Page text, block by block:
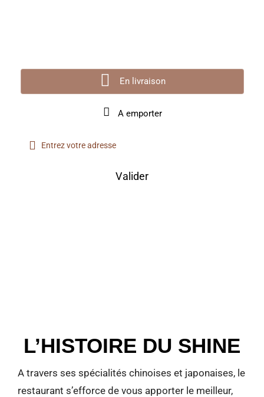
En livraison
A emporter
Valider
L’HISTOIRE DU SHINE
A travers ses spécialités chinoises et japonaises, le
restaurant s’efforce de vous apporter le meilleur,